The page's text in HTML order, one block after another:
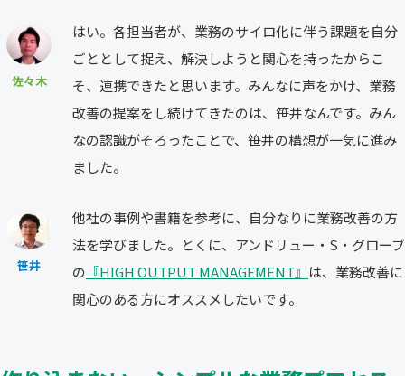
佐々木
はい。各担当者が、業務のサイロ化に伴う課題を自分
ごととして捉え、解決しようと関心を持ったからこ
そ、連携できたと思います。みんなに声をかけ、業務
改善の提案をし続けてきたのは、笹井なんです。みん
なの認識がそろったことで、笹井の構想が一気に進み
ました。
笹井
他社の事例や書籍を参考に、自分なりに業務改善の方
法を学びました。とくに、アンドリュー・S・グローブ
の 『HIGH OUTPUT MANAGEMENT』 は、業務改善に
関心のある方にオススメしたいです。